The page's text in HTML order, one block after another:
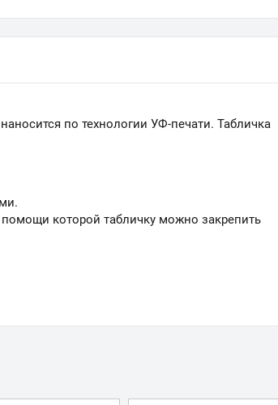
по технологии УФ-печати. Табличка
которой табличку можно закрепить